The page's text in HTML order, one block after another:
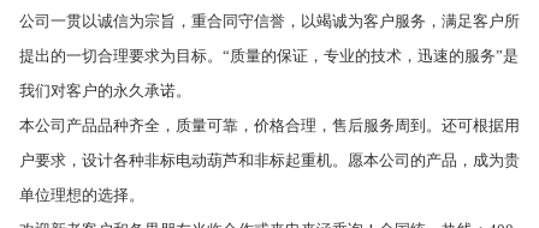
公司一贯以诚信为宗旨，重合同守信誉，以竭诚为客户服务，满足客户所
提出的一切合理要求为目标。“质量的保证，专业的技术，迅速的服务”是
我们对客户的永久承诺。
本公司产品品种齐全，质量可靠，价格合理，售后服务周到。还可根据用
户要求，设计各种非标电动葫芦和非标起重机。愿本公司的产品，成为贵
单位理想的选择。